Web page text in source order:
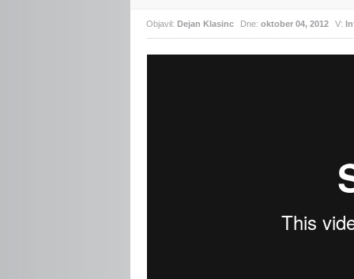
Objavil:Dejan Klasinc Dne:oktober 04, 2012 V: